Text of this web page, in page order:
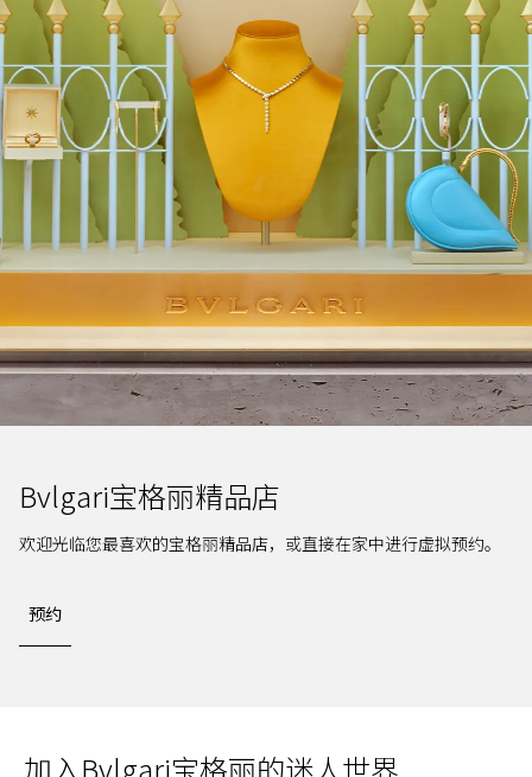
Bvlgari宝格丽精品店
欢迎光临您最喜欢的宝格丽精品店，或直接在家中进行虚拟预约。
预约
加入Bvlgari宝格丽的迷人世界